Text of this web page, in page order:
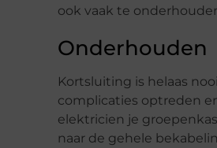
ook vaak te
Onderhouden
Kortsluiting is helaas
complicaties optreden
elektricien je
naar de gehele